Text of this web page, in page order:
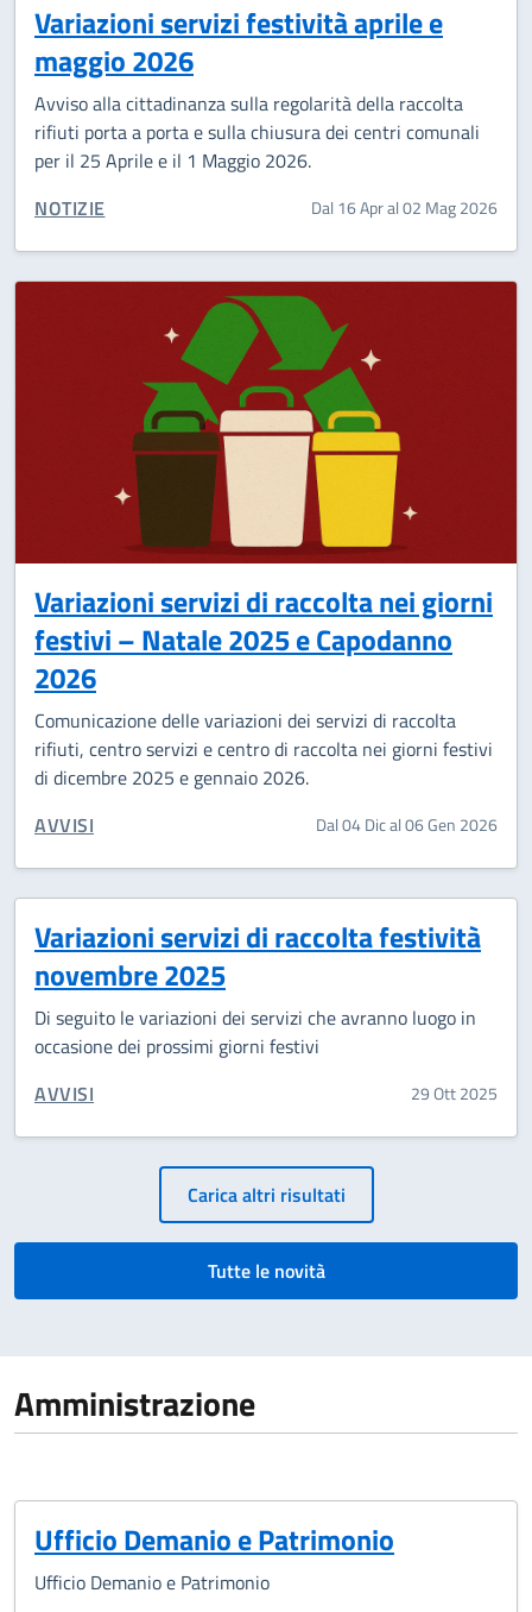
Variazioni servizi festività aprile e
maggio 2026
Avviso alla cittadinanza sulla regolarità della raccolta
rifiuti porta a porta e sulla chiusura dei centri comunali
per il 25 Aprile e il 1 Maggio 2026.
CATEGORIA CORRELATA:
NOTIZIE Dal 16 Apr al 02 Mag 2026
Variazioni servizi di raccolta nei giorni
festivi – Natale 2025 e Capodanno
2026
Comunicazione delle variazioni dei servizi di raccolta
rifiuti, centro servizi e centro di raccolta nei giorni festivi
di dicembre 2025 e gennaio 2026.
CATEGORIA CORRELATA:
AVVISI Dal 04 Dic al 06 Gen 2026
Variazioni servizi di raccolta festività
novembre 2025
Di seguito le variazioni dei servizi che avranno luogo in
occasione dei prossimi giorni festivi
CATEGORIA CORRELATA:
AVVISI 29 Ott 2025
Paginazione Carica altri risultati
Tutte le novità
Amministrazione
Ufficio Demanio e Patrimonio
Ufficio Demanio e Patrimonio